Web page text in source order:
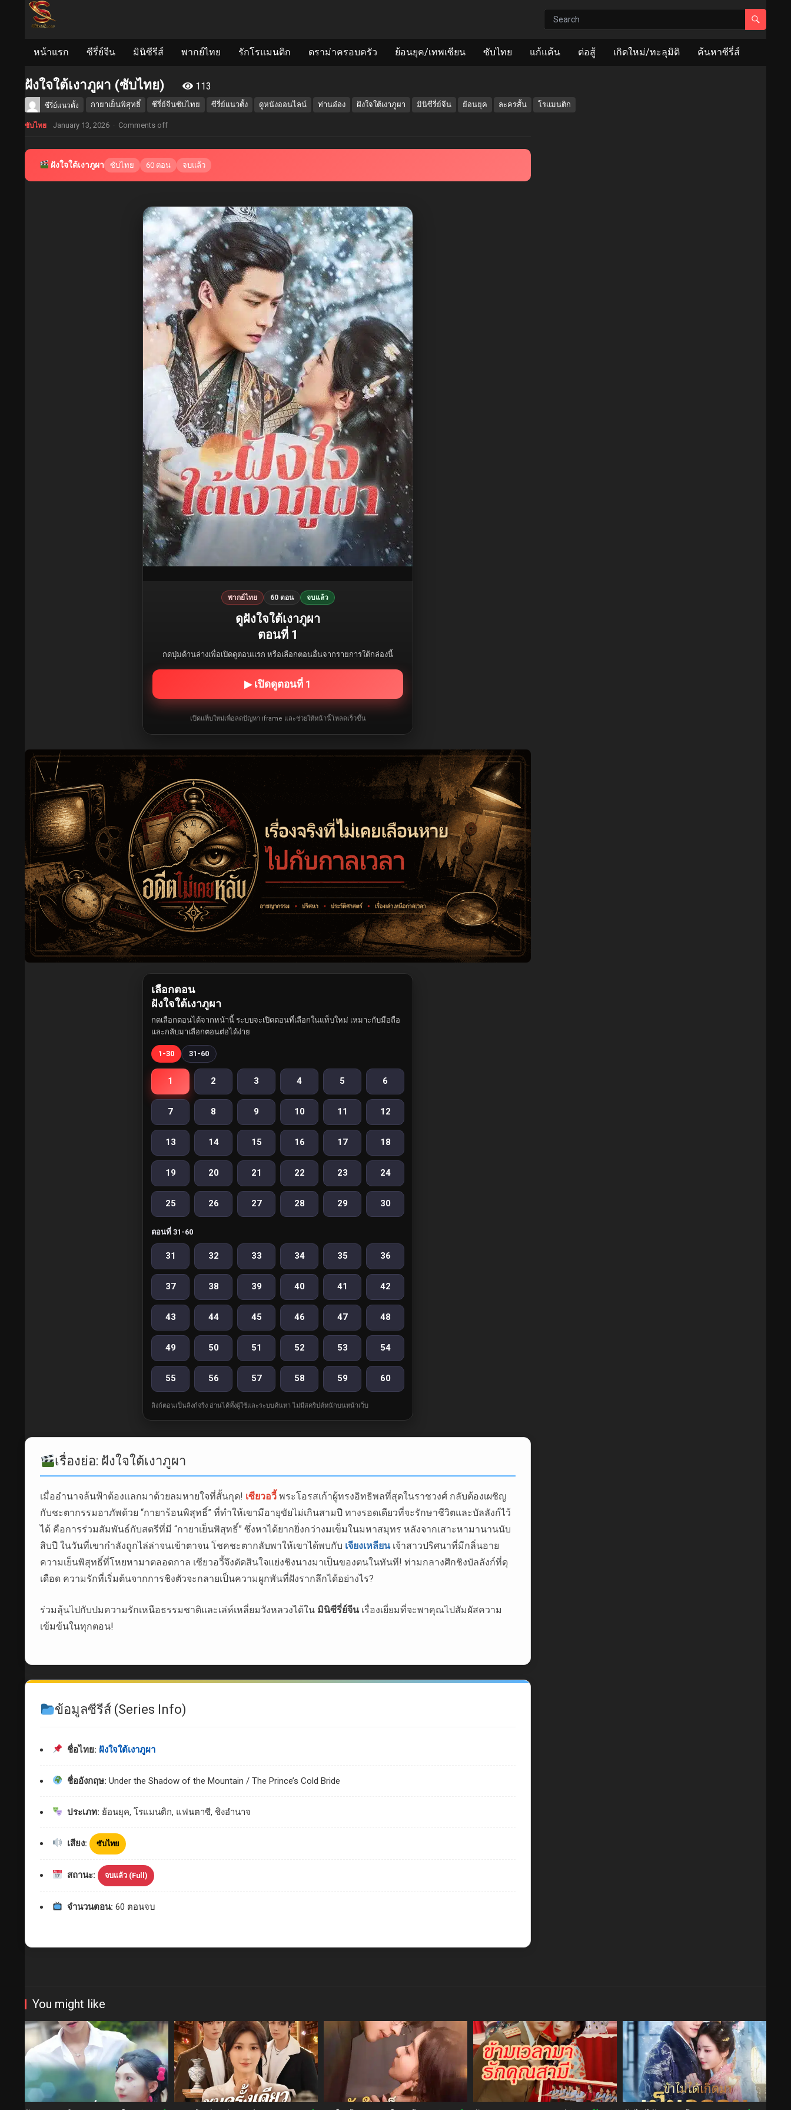
หน้าแรก ซีรี่ย์จีน มินิซีรีส์ พากย์ไทย รักโรแมนติก ดราม่าครอบครัว ย้อนยุค/เทพเซียน ซับไทย แก้แค้น ต่อสู้ เกิดใหม่/ทะลุมิติ ค้นหาซีรี่ส์
ฝังใจใต้เงาภูผา (ซับไทย) 113
ซีรี่ย์แนวตั้ง กายาเย็นพิสุทธิ์ ซีรี่ย์จีนซับไทย ซีรี่ย์แนวตั้ง ดูหนังออนไลน์ ท่านอ๋อง ฝังใจใต้เงาภูผา มินิซีรี่ย์จีน ย้อนยุค ละครสั้น โรแมนติก
ซับไทย January 13, 2026 · Comments off
ฝังใจใต้เงาภูผา ซับไทย 60 ตอน จบแล้ว
พากย์ไทย 60 ตอน จบแล้ว
ดูฝังใจใต้เงาภูผา
ตอนที่ 1
กดปุ่มด้านล่างเพื่อเปิดดูตอนแรก หรือเลือกตอนอื่นจากรายการใต้กล่องนี้
▶ เปิดดูตอนที่ 1
เปิดแท็บใหม่เพื่อลดปัญหา iframe และช่วยให้หน้านี้โหลดเร็วขึ้น
เลือกตอน
ฝังใจใต้เงาภูผา
กดเลือกตอนได้จากหน้านี้ ระบบจะเปิดตอนที่เลือกในแท็บใหม่ เหมาะกับมือถือ
และกลับมาเลือกตอนต่อได้ง่าย
1-30 31-60
1 2 3 4 5 6
7 8 9 10 11 12
13 14 15 16 17 18
19 20 21 22 23 24
25 26 27 28 29 30
ตอนที่ 31-60
31 32 33 34 35 36
37 38 39 40 41 42
43 44 45 46 47 48
49 50 51 52 53 54
55 56 57 58 59 60
ลิงก์ตอนเป็นลิงก์จริง อ่านได้ทั้งผู้ใช้และระบบค้นหา ไม่มีสคริปต์หนักบนหน้าเว็บ
เรื่องย่อ: ฝังใจใต้เงาภูผา
เมื่ออำนาจล้นฟ้าต้องแลกมาด้วยลมหายใจที่สั้นกุด! เซียวอวี้ พระโอรสเก้าผู้ทรงอิทธิพลที่สุดในราชวงศ์ กลับต้องเผชิญ
กับชะตากรรมอาภัพด้วย “กายาร้อนพิสุทธิ์” ที่ทำให้เขามีอายุขัยไม่เกินสามปี ทางรอดเดียวที่จะรักษาชีวิตและบัลลังก์ไว้
ได้ คือการร่วมสัมพันธ์กับสตรีที่มี “กายาเย็นพิสุทธิ์” ซึ่งหาได้ยากยิ่งกว่างมเข็มในมหาสมุทร หลังจากเสาะหามานานนับ
สิบปี ในวันที่เขากำลังถูกไล่ล่าจนเข้าตาจน โชคชะตากลับพาให้เขาได้พบกับ เจียงเหลียนเจ้าสาวปริศนาที่มีกลิ่นอาย
ความเย็นพิสุทธิ์ที่โหยหามาตลอดกาล เซียวอวี้จึงตัดสินใจแย่งชิงนางมาเป็นของตนในทันที! ท่ามกลางศึกชิงบัลลังก์ที่ดุ
เดือด ความรักที่เริ่มต้นจากการชิงตัวจะกลายเป็นความผูกพันที่ฝังรากลึกได้อย่างไร?
ร่วมลุ้นไปกับปมความรักเหนือธรรมชาติและเล่ห์เหลี่ยมวังหลวงได้ใน มินิซีรี่ย์จีนเรื่องเยี่ยมที่จะพาคุณไปสัมผัสความ
เข้มข้นในทุกตอน!
ข้อมูลซีรีส์ (Series Info)
ชื่อไทย: ฝังใจใต้เงาภูผา
ชื่ออังกฤษ: Under the Shadow of the Mountain / The Prince’s Cold Bride
ประเภท: ย้อนยุค, โรแมนติก, แฟนตาซี, ชิงอำนาจ
เสียง: ซับไทย
สถานะ: จบแล้ว (Full)
จำนวนตอน: 60 ตอนจบ
You might like